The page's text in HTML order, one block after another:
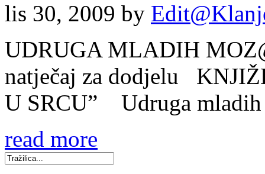
lis 30, 2009 by
UDRUGA MLADIH
natječaj za dodjelu
U SRCU” Udruga
read more